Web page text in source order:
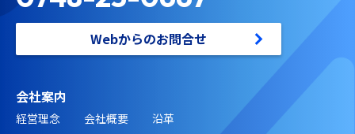
Webからのお問合せ
会社案内
経営理念 会社概要 沿革